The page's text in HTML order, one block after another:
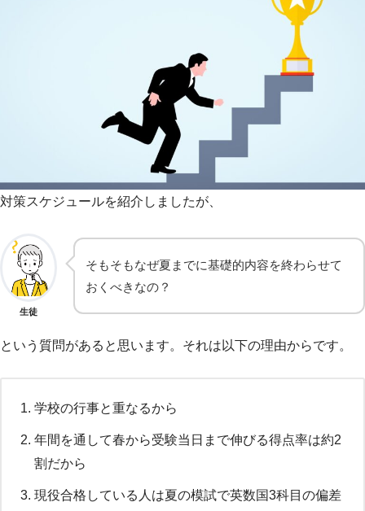
対策スケジュールを紹介しましたが、
生徒
そもそもなぜ夏までに基礎的内容を終わらせて
おくべきなの？
という質問があると思います。それは以下の理由からです。
学校の行事と重なるから
年間を通して春から受験当日まで伸びる得点率は約2
割だから
現役合格している人は夏の模試で英数国3科目の偏差